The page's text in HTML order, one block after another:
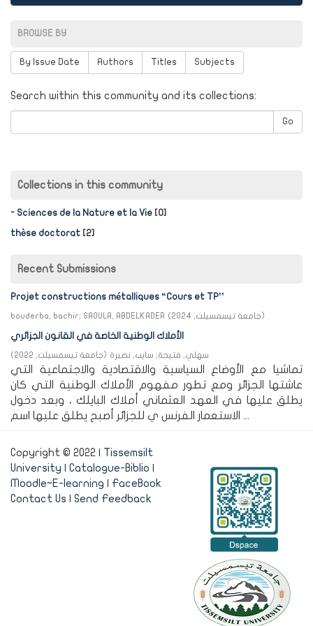
BROWSE BY
By Issue Date Authors Titles Subjects
Search within this community and its collections:
Go
Collections in this community
- Sciences de la Nature et la Vie [0]
thèse doctorat [2]
Recent Submissions
Projet constructions métalliques “Cours et TP’’
bouderba, bachir; SAOULA, ABDELKADER ( جامعة تيسمسيلت 2024 )
الأملاك الوطنية الخاصة في القانون الجزائري
سهلي, فتيحة; سايب, نصيرة (جامعة تيسمسيلت 2022
)
تماشيا مع الأوضاع السياسية والاقتصادية والاجتماعية التي
عاشتها الجزائر ومع تطور مفهوم الأملاك الوطنية التي كان
يطلق عليها في العهد العثماني أملاك البايلك ، وبعد دخول
الاستعمار الفرنس ي للجزائر أصبح يطلق عليها اسم ...
Copyright © 2022 | Tissemsilt
University
Catalogue-Biblio
Moodle~E-learning
FaceBook
Contact Us
Send Feedback